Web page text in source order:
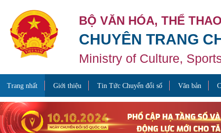
BỘ VĂN HÓA, THỂ
CHUYÊN TRANG
Ministry of Culture,
Trang nhất Giới thiệu Tin Tức Chuyển đổi số Văn bản